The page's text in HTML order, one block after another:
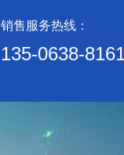
销售服务热线：
135-0638-